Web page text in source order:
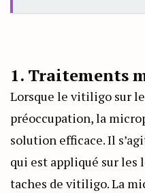
1. Traitements
Lorsque le vitiligo sur
préoccupation, la
solution efficace. Il
qui est appliqué sur les
taches de vitiligo. La